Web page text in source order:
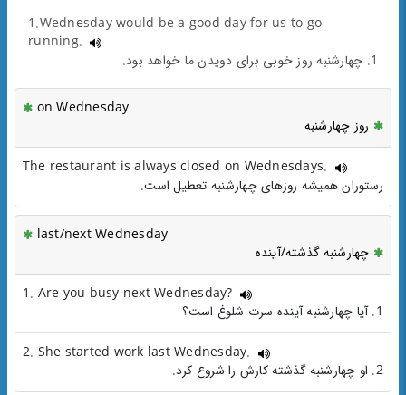
1.Wednesday would be a good day for us to go
running.
1. چهارشنبه روز خوبی برای دویدن ما خواهد بود.
on Wednesday
روز چهارشنبه
The restaurant is always closed on Wednesdays.
رستوران همیشه روزهای چهارشنبه تعطیل است.
last/next Wednesday
چهارشنبه گذشته/آینده
1. Are you busy next Wednesday?
1. آیا چهارشنبه آینده سرت شلوغ است؟
2. She started work last Wednesday.
2. او چهارشنبه گذشته کارش را شروع کرد.